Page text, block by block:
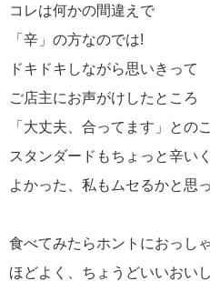
コレは何かの間違えで
「辛」の方なのでは!
ドキドキしながら思いきって
ご店主にお声がけしたところ
「大丈夫、合ってます」との
スタンダードもちょっと辛い
よかった、私もムセるかと思
食べてみたらホントにおっし
ほどよく、ちょうどいいおい